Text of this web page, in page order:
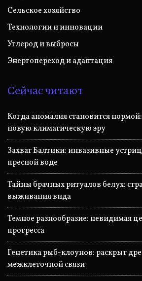
Сельское хозяйство
Технологии и инновации
Углерод и выбросы
Энергопереход и адаптация
Сейчас читают
Когда аномалия становится
новую климатическую эру
Захват Балтики: инвазивные
пресной воде
Тайны брачных ритуалов белух:
выживания вида
Темное разнообразие: невидимая
прогресса
Генетика рыб-клоунов: раскрыт
межклеточной связи